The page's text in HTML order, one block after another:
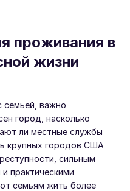
проживания в
жизни
семьей, важно
город, насколько
ли местные службы
крупных городов США
сильным
практическими
семьям жить более